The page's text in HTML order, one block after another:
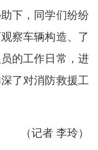
下，同学们纷纷
察车辆构造、了
的工作日常，进
了对消防救援工
（记者 李玲）